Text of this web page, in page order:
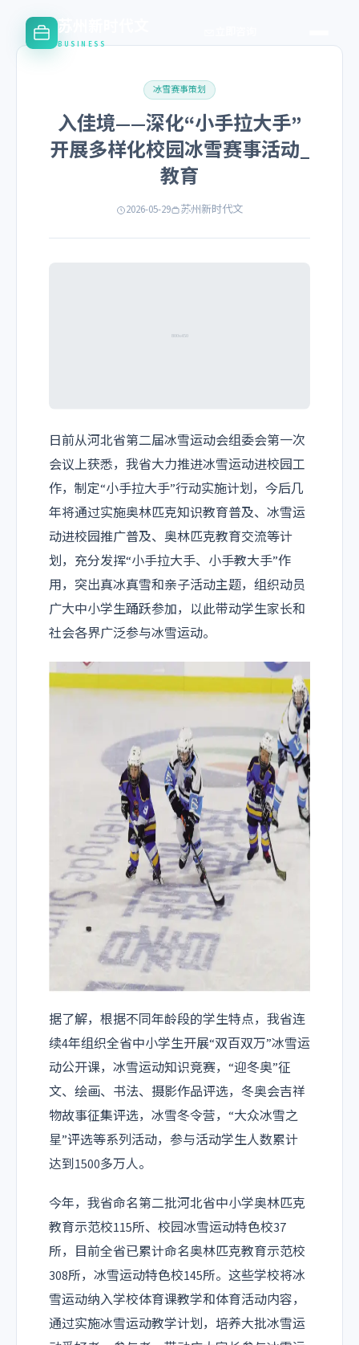
苏州新时代文
BUSINESS
冰雪赛事策划
入佳境——深化“小手拉大手”
开展多样化校园冰雪赛事活动_
教育
2026-05-29 苏州新时代文
日前从河北省第二届冰雪运动会组委会第一次
会议上获悉，我省大力推进冰雪运动进校园工
作，制定“小手拉大手”行动实施计划，今后几
年将通过实施奥林匹克知识教育普及、冰雪运
动进校园推广普及、奥林匹克教育交流等计
划，充分发挥“小手拉大手、小手教大手”作
用，突出真冰真雪和亲子活动主题，组织动员
广大中小学生踊跃参加，以此带动学生家长和
社会各界广泛参与冰雪运动。
据了解，根据不同年龄段的学生特点，我省连
续4年组织全省中小学生开展“双百双万”冰雪运
动公开课，冰雪运动知识竞赛，“迎冬奥”征
文、绘画、书法、摄影作品评选，冬奥会吉祥
物故事征集评选，冰雪冬令营，“大众冰雪之
星”评选等系列活动，参与活动学生人数累计
达到1500多万人。
今年，我省命名第二批河北省中小学奥林匹克
教育示范校115所、校园冰雪运动特色校37
所，目前全省已累计命名奥林匹克教育示范校
308所，冰雪运动特色校145所。 这些学校将冰
雪运动纳入学校体育课教学和体育活动内容，
通过实施冰雪运动教学计划，培养大批冰雪运